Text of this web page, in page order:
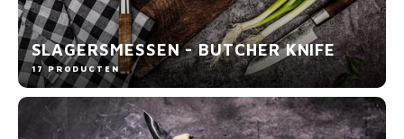
SLAGERSMESSEN - BUTCHER KNIFE
17 PRODUCTEN